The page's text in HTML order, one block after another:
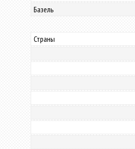
Базель
Страны